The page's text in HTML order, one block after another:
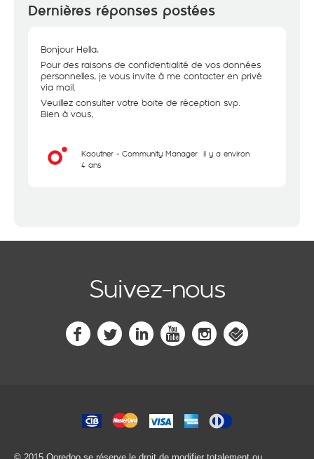
Dernières réponses postées
Bonjour Hella,
Pour des raisons de confidentialité de vos données
personnelles, je vous invite à me contacter en privé
via mail.
Veuillez consulter votre boite de réception svp.
Bien à vous,
Kaouther - Community Manager il y a environ
4 ans
Suivez-nous